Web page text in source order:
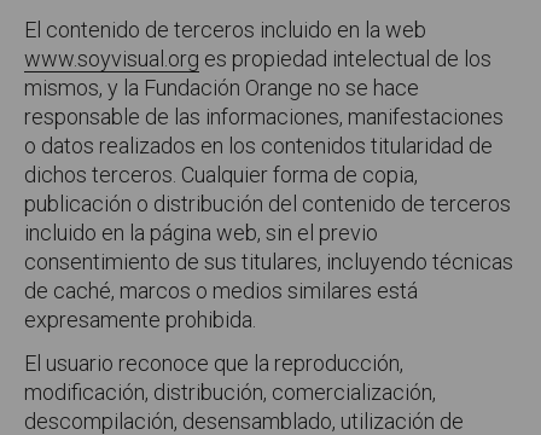
El contenido de terceros incluido en la web
www.soyvisual.org es propiedad intelectual de los
mismos, y la Fundación Orange no se hace
responsable de las informaciones, manifestaciones
o datos realizados en los contenidos titularidad de
dichos terceros. Cualquier forma de copia,
publicación o distribución del contenido de terceros
incluido en la página web, sin el previo
consentimiento de sus titulares, incluyendo técnicas
de caché, marcos o medios similares está
expresamente prohibida.
El usuario reconoce que la reproducción,
modificación, distribución, comercialización,
descompilación, desensamblado, utilización de